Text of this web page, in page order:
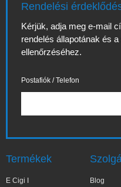
Rendelési
Kérjük, adja meg e-mail
rendelés állapotának és
ellenőrzéséhez.
Postafiók / Telefon
Termékek
E Cigi I Blog